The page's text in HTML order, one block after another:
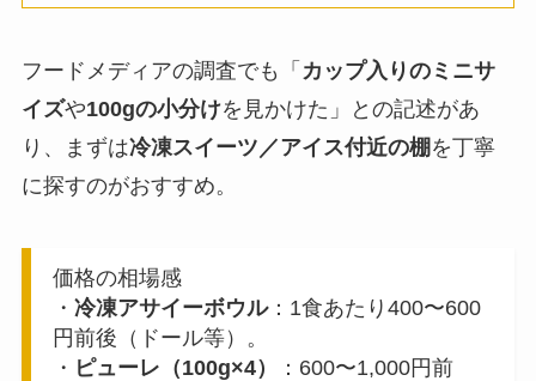
フードメディアの調査でも「 カップ入りのミニサ
イズや100gの小分けを見かけた」との記述があ
り、まずは冷凍スイーツ／アイス付近の棚 を丁寧
に探すのがおすすめ。
価格の相場感
・ 冷凍アサイーボウル：1食あたり400〜600
円前後（ドール等）。
・ ピューレ（100g×4）
：600〜1,000円前